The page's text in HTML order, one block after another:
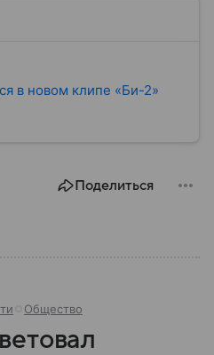
в новом клипе «Би-2»
Поделиться
Общество